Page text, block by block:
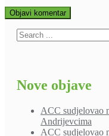
Nove objave
ACC sudjelovao
Andrijevcima
ACC sudjelovao